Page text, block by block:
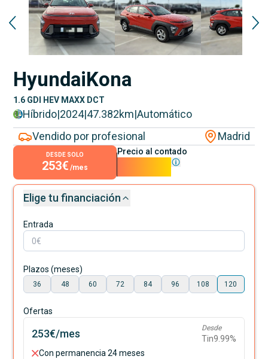
HyundaiKona
1.6 GDI HEV MAXX DCT
Híbrido|2024|47.382km|Automático
Vendido por profesional
Madrid
DESDE SOLO
253€ /mes
Precio al contado
Elige tu financiación
Entrada
Plazos (meses)
36 48 60 72 84 96 108 120
Ofertas
253€/mes Desde
Tin9.99%
Con permanencia 24 meses